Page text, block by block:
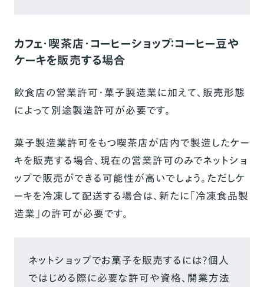
カフェ・喫茶店・コーヒーショップ：コーヒー豆や
ケーキを販売する場合
飲食店の営業許可・菓子製造業に加えて、販売形態
によって別途製造許可が必要です。
菓子製造業許可をもつ喫茶店が店内で製造したケー
キを販売する場合、現在の営業許可のみでネットショ
ップで販売ができる可能性が高いでしょう。ただしケ
ーキを冷凍して配送する場合は、新たに「冷凍食品製
造業」の許可が必要です。
ネットショップでお菓子を販売するには？個人
ではじめる際に必要な許可や資格、開業方法